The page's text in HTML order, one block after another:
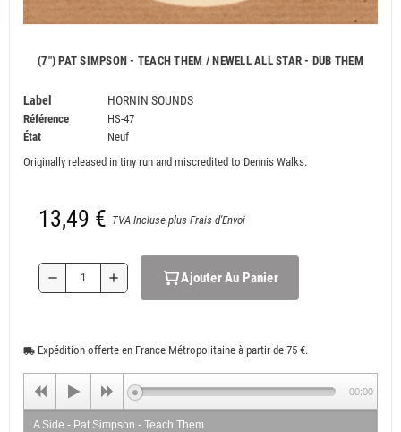
(7") PAT SIMPSON - TEACH THEM / NEWELL ALL STAR - DUB THEM
Label HORNIN SOUNDS
Référence
HS-47
État
Neuf
Originally released in tiny run and miscredited to Dennis Walks.
13,49 € TVA Incluse plus Frais d'Envoi
remove add Ajouter Au Panier
local_shipping Expédition offerte en France Métropolitaine à partir de 75 €.
A Side - Pat Simpson - Teach Them
00:00